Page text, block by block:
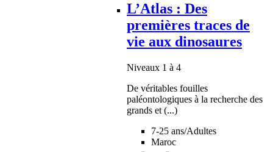
L’Atlas : Des
premières traces de
vie aux dinosaures
Niveaux 1 à 4
De véritables fouilles
paléontologiques à la recherche des
grands et (...)
7-25 ans/Adultes
Maroc